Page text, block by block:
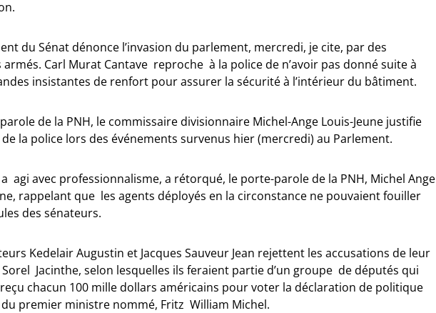
du Sénat dénonce l’invasion du parlement, mercredi, je cite, par des
armés. Carl Murat Cantave reproche à la police de n’avoir pas donné suite à
insistantes de renfort pour assurer la sécurité à l’intérieur du bâtiment.
de la PNH, le commissaire divisionnaire Michel-Ange Louis-Jeune justifie
de la police lors des événements survenus hier (mercredi) au Parlement.
agi avec professionnalisme, a rétorqué, le porte-parole de la PNH, Michel Ange
rappelant que les agents déployés en la circonstance ne pouvaient fouiller
des sénateurs.
Kedelair Augustin et Jacques Sauveur Jean rejettent les accusations de leur
Sorel Jacinthe, selon lesquelles ils feraient partie d’un groupe de députés qui
chacun 100 mille dollars américains pour voter la déclaration de politique
premier ministre nommé, Fritz William Michel.